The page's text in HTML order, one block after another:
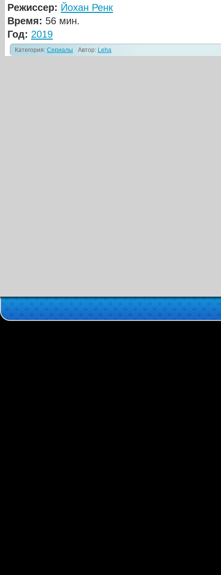
Режиссер: Йохан Ренк
Время: 56 мин.
Год: 2019
Категория: Сериалы Автор: Leha